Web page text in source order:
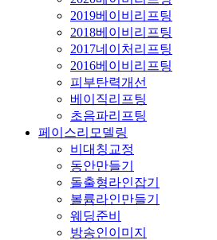
2019베이비리프팅
2018베이비리프팅
2017네이처리프팅
2016베이비리프팅
피부탄력개선
베이직리프팅
초음파리프팅
페이스리모델링
비대칭교정
동안만들기
돌출형라인잡기
볼륨라인만들기
웨딩준비
방송인이미지